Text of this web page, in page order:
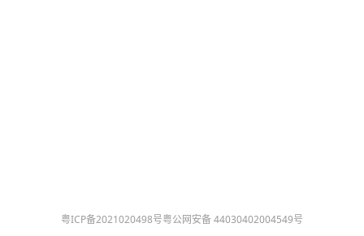
粤ICP备2021020498号粤公网安备 44030402004549号